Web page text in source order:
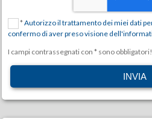
*Autorizzo il trattamento dei miei dati
confermo di aver preso visione
I campi contrassegnati con * sono obbligatori!